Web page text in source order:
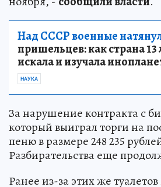
Над СССР военные
пришельцев: как страна 13
искала и изучала
НАУКА
За нарушение контракта с
который выиграл торги на
пеню в размере 248 235
Разбирательства еще
Ранее из-за этих же туалетов